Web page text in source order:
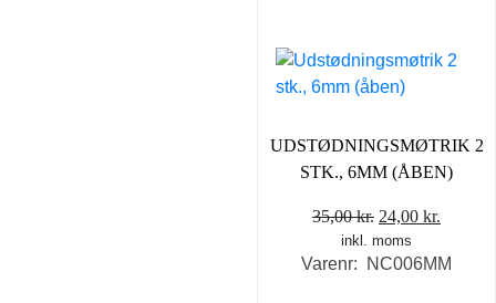
UDSTØDNINGSMØTRIK 2
STK., 6MM (ÅBEN)
35,00kr. Den
oprindelige
pris
24,00 kr.
pris
inkl. moms
Varenr: NC006MM